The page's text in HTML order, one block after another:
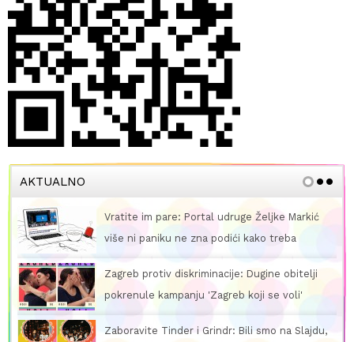
AKTUALNO
Vratite im pare: Portal udruge Željke Markić
više ni paniku ne zna podići kako treba
Zagreb protiv diskriminacije: Dugine obitelji
pokrenule kampanju 'Zagreb koji se voli'
Zaboravite Tinder i Grindr: Bili smo na Slajdu,